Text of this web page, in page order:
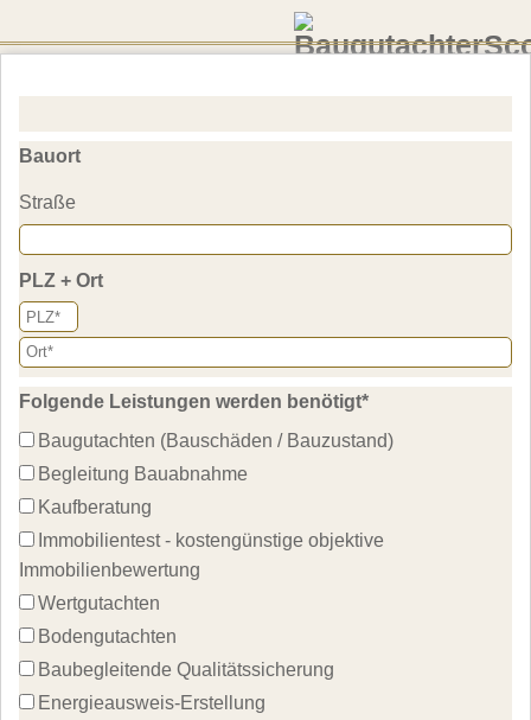
Scoutin
Jetzt kostenfrei unter 0800 5894744 anrufen
Bauort
Straße
PLZ + Ort
Folgende Leistungen werden benötigt*
Baugutachten (Bauschäden / Bauzustand)
Begleitung Bauabnahme
Kaufberatung
Immobilientest - kostengünstige objektive
Immobilienbewertung
Wertgutachten
Bodengutachten
Baubegleitende Qualitätssicherung
Energieausweis-Erstellung